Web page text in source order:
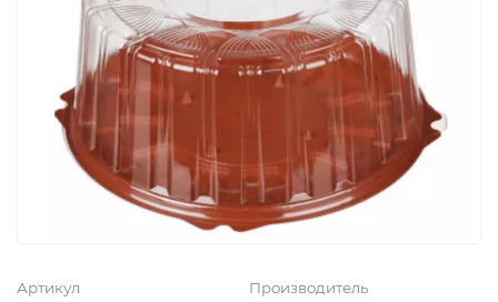
Артикул Производитель